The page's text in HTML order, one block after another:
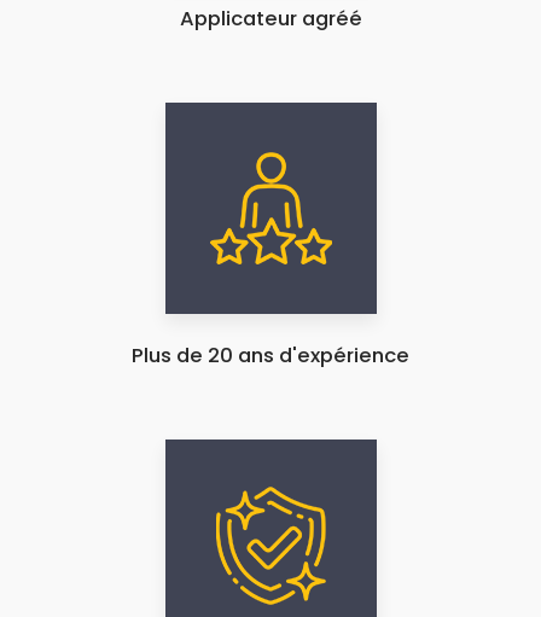
Applicateur agréé
Plus de 20 ans d'expérience